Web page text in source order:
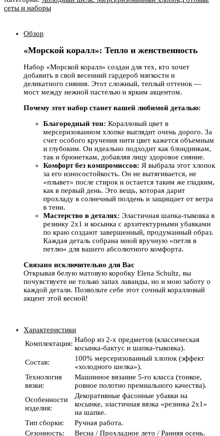
сеты и наборы
Обзор
«Морской коралл»: Тепло и женственность
Набор «Морской коралл» создан для тех, кто хочет
добавить в свой весенний гардероб мягкости и
деликатного сияния. Этот сложный, теплый оттенок —
мост между нежной пастелью и ярким акцентом.
Почему этот набор станет вашей любимой деталью:
Благородный тон: Коралловый цвет в
мерсеризованном хлопке выглядит очень дорого. За
счет особого кручения нити цвет кажется объемным
и глубоким. Он идеально подходит как блондинкам,
так и брюнеткам, добавляя лицу здоровое сияние.
Комфорт без компромиссов: Я выбрала этот хлопок
за его износостойкость. Он не вытягивается, не
«плывет» после стирок и остается таким же гладким,
как в первый день. Это вещь, которая дарит
прохладу в солнечный полдень и защищает от ветра
в тени.
Мастерство в деталях: Эластичная шапка-тыковка в
резинку 2х1 и косынка с архитектурными убавками
по краю создают завершенный, продуманный образ.
Каждая деталь собрана мной вручную «петля в
петлю» для вашего абсолютного комфорта.
Связано исключительно для Вас
Открывая белую матовую коробку Elena Schultz, вы
почувствуете не только запах лаванды, но и мою заботу о
каждой детали. Позвольте себе этот сочный коралловый
акцент этой весной!
Характеристики
Комплектация: Набор из 2-х предметов (классическая
косынка-бактус и шапка-тыковка).
Состав:
100% мерсеризованный хлопок (эффект
«холодного шелка»).
Технология
вязки:
Машинное вязание 5-го класса (тонкое,
ровное полотно премиального качества).
Особенности
изделия:
Декоративные фасонные убавки на
косынке, эластичная вязка «резинка 2х1»
на шапке.
Тип сборки:
Ручная работа.
Сезонность: Весна / Прохладное лето / Ранняя осень.